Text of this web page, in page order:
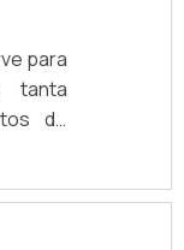
para
tanta
de
de
por
ferro